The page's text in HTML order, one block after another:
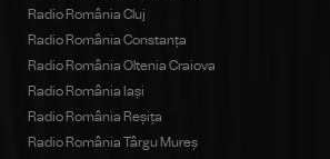
Radio România Cluj
Radio România Constanța
Radio România Oltenia Craiova
Radio România Iași
Radio România Reșița
Radio România Târgu Mureș